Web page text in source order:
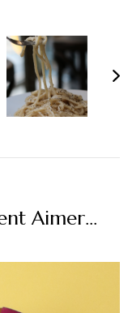
Aimer...